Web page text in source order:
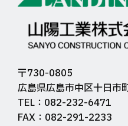
〒730-0805
広島県広島市中区十日市
TEL：082-232-6471
FAX：082-291-2233